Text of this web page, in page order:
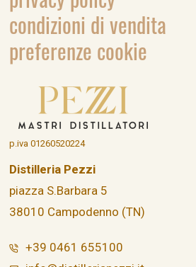
condizioni di vendita
preferenze cookie
p.iva 01260520224
Distilleria Pezzi
piazza S.Barbara 5
38010 Campodenno (TN)
+39 0461 655100